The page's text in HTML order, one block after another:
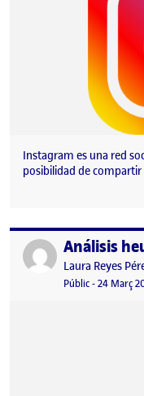
Instagram es una red
posibilidad de
Publicat perAnálisis
Publicat per
Laura Reyes
Visibilitat:
Públic-Data de
24 Març